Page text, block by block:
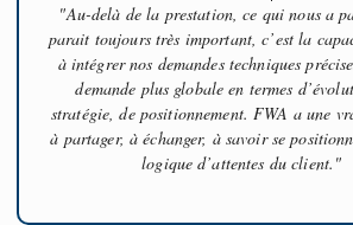
"Au-delà de la prestation, ce qui nous a
parait toujours très important, c’est la
à intégrer nos demandes techniques
demande plus globale en termes
stratégie, de positionnement. FWA a une
à partager, à échanger, à savoir se
logique d’attentes du client."